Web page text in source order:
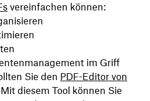
vereinfachen können:
im Griff
Sie den PDF-Editor von
diesem Tool können Sie